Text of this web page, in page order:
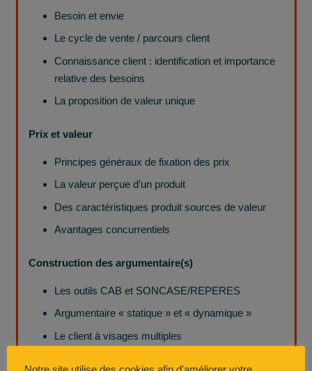
Besoin et envie
Le cycle de vente / parcours client
Connaissance client : identification et importance
relative des besoins
La proposition de valeur unique
Prix et valeur
Principes généraux de fixation des prix
La valeur perçue d’un produit
Des caractéristiques produit sources de valeur
Avantages concurrentiels
Construction des argumentaire(s)
Les outils CAB et SONCASE/REPERES
Argumentaire « statique » et « dynamique »
Le client à visages multiples